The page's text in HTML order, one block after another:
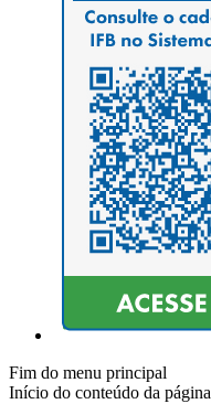
Fim do menu principal
Início do conteúdo da página